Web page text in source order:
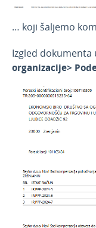
… koji šaljemo
Izgled
organizacije>